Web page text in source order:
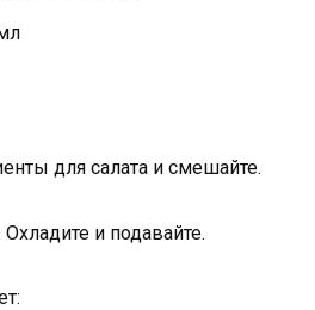
для салата и смешайте.
и подавайте.